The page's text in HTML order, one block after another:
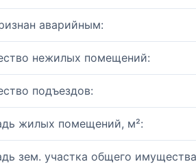
аварийным:
нежилых помещений:
подъездов:
жилых помещений, м²:
зем. участка общего